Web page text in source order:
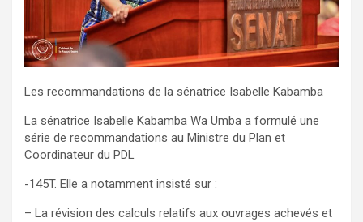
Les recommandations de la sénatrice Isabelle Kabamba
La sénatrice Isabelle Kabamba Wa Umba a formulé une
série de recommandations au Ministre du Plan et
Coordinateur du PDL
-145T. Elle a notamment insisté sur :
– La révision des calculs relatifs aux ouvrages achevés et